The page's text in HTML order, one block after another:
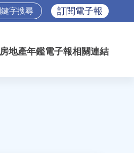
訂閱電子報
房地產年鑑電子報相關連結